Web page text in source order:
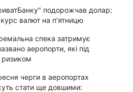
подорожчав долар:
валют на п’ятницю
спека затримує
аеропорти, які під
ризиком
черги в аеропортах
стати ще довшими: